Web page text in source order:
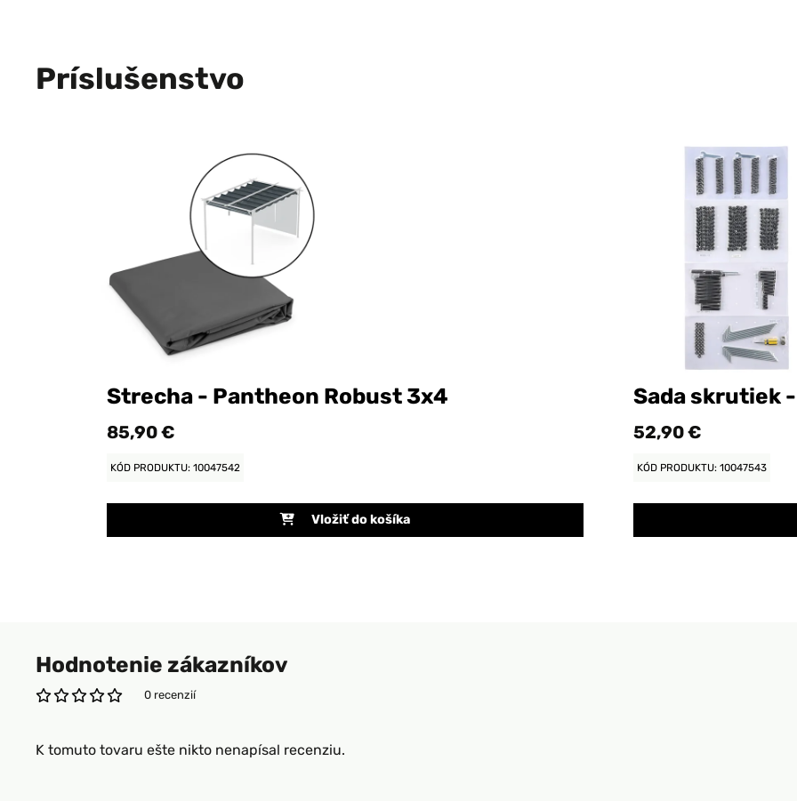
Príslušenstvo
Strecha - Pantheon Robust 3x4
85,90 €
KÓD PRODUKTU: 10047542
Vložiť do košíka
Sada skrutiek
52,90 €
KÓD PRODUKTU: 10047543
Hodnotenie zákazníkov
0 recenzií
K tomuto tovaru ešte nikto nenapísal recenziu.